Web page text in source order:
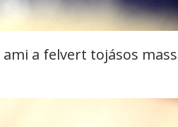
a felvert tojásos